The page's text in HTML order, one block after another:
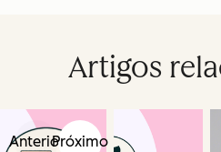
Artigos
AnteriorPróximo